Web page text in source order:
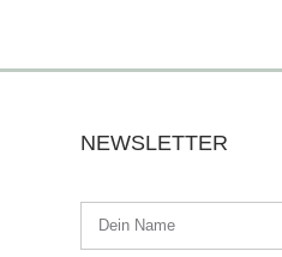
NEWSLETTER